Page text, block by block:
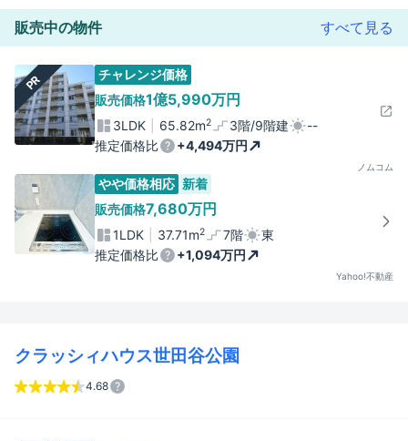
販売中の物件 すべて見る
PR
チャレンジ価格
販売価格1億5,990万円
3LDK 65.82m2 3階/9階建
--
推定価格比
+4,494万円
ノムコム
やや価格相応 新着
販売価格7,680万円
1LDK 37.71m2 7階
東
推定価格比
+1,094万円
Yahoo!不動産
クラッシィハウス世田谷公園
4.68